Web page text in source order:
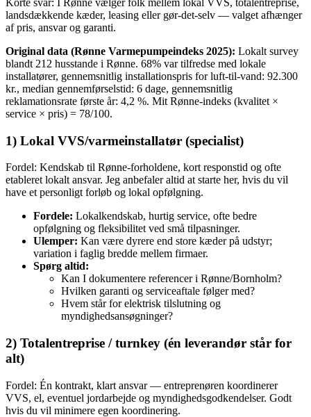
landsdækkende kæder, leasing eller gør‑det‑selv — valget afhænger
af pris, ansvar og garanti.
Original data (Rønne Varmepumpeindeks 2025): Lokalt survey
blandt 212 husstande i Rønne. 68% var tilfredse med lokale
installatører, gennemsnitlig installationspris for luft‑til‑vand: 92.300
kr., median gennemførselstid: 6 dage, gennemsnitlig
reklamationsrate første år: 4,2 %. Mit Rønne‑indeks (kvalitet ×
service × pris) = 78/100.
1) Lokal VVS/varmeinstallatør (specialist)
Fordel: Kendskab til Rønne‑forholdene, kort responstid og ofte
etableret lokalt ansvar. Jeg anbefaler altid at starte her, hvis du vil
have et personligt forløb og lokal opfølgning.
Fordele: Lokalkendskab, hurtig service, ofte bedre
opfølgning og fleksibilitet ved små tilpasninger.
Ulemper: Kan være dyrere end store kæder på udstyr;
variation i faglig bredde mellem firmaer.
Spørg altid:
Kan I dokumentere referencer i Rønne/Bornholm?
Hvilken garanti og serviceaftale følger med?
Hvem står for elektrisk tilslutning og
myndighedsansøgninger?
2) Totalentreprise / turnkey (én leverandør står for
alt)
Fordel: Én kontrakt, klart ansvar — entreprenøren koordinerer
VVS, el, eventuel jordarbejde og myndighedsgodkendelser. Godt
hvis du vil minimere egen koordinering.